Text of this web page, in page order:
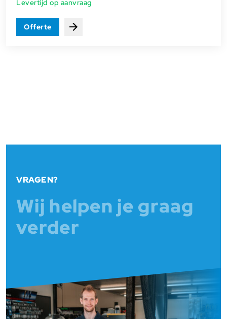
Levertijd op aanvraag
Offerte Bekijken
VRAGEN?
Wij helpen je graag
verder